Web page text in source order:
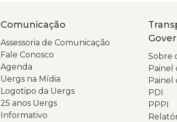
Comunicação
Assessoria de Comunicação
Fale Conosco
Agenda
Uergs na Mídia
Logotipo da Uergs
25 anos Uergs
Informativo
Sobre
Painel
Painel
PDI
PPPI